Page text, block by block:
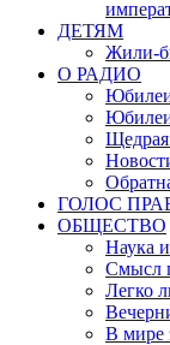
ДЕТЯМ
Жили-
О РАДИО
Щедрая
ГОЛОС
ОБЩЕСТВО
Наука
Смысл
Легко
В мире